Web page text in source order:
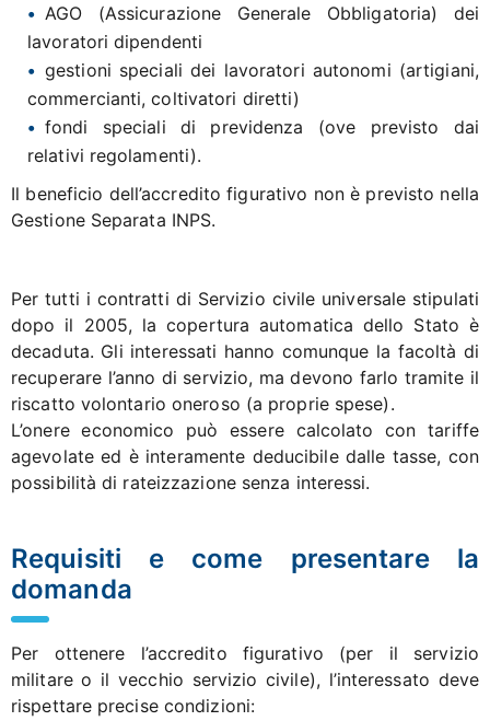
AGO (Assicurazione Generale Obbligatoria) dei
lavoratori dipendenti
gestioni speciali dei lavoratori autonomi (artigiani,
commercianti, coltivatori diretti)
fondi speciali di previdenza (ove previsto dai
relativi regolamenti).
Il beneficio dell’accredito figurativo non è previsto nella
Gestione Separata INPS.
Per tutti i contratti di Servizio civile universale stipulati
dopo il 2005, la copertura automatica dello Stato è
decaduta. Gli interessati hanno comunque la facoltà di
recuperare l’anno di servizio, ma devono farlo tramite il
riscatto volontario oneroso (a proprie spese).
L’onere economico può essere calcolato con tariffe
agevolate ed è interamente deducibile dalle tasse, con
possibilità di rateizzazione senza interessi.
Requisiti e come presentare la
domanda
Per ottenere l’accredito figurativo (per il servizio
militare o il vecchio servizio civile), l’interessato deve
rispettare precise condizioni: